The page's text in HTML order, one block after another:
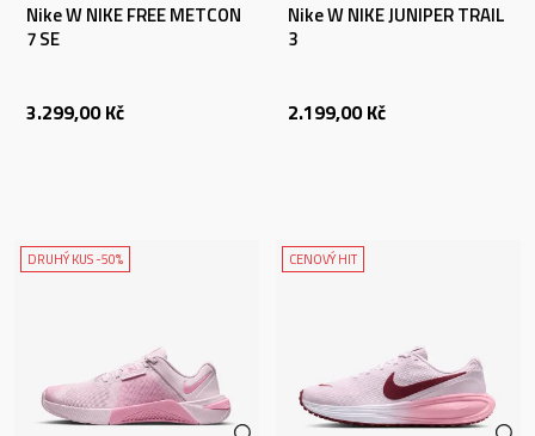
Nike W NIKE FREE METCON
7 SE
3.299,00 Kč
Nike W NIKE JUNIPER TRAIL
3
2.199,00 Kč
DRUHÝ KUS -50% CENOVÝ HIT